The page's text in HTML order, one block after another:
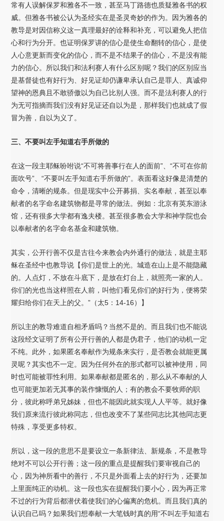
常有人误解保罗和雅各不一致，甚至马丁路德也质疑雅各书的权
威。但雅各书被公认为圣经实在是圣灵奇妙的作为。因为雅各的
教导是对因信称义这一真理最好的诠释和补充，可以避免人把信
心和行为分开。也证明保罗讲的信心是使生命翻转的信心，是使
人心意更新而变化的信心，而不是不结果子的信心，不是没有能
力的信心。所以我们和法利赛人有什么区别呢？我们的区别应当
是基督徒也有好行为、好见证却仍谦卑承认自己是罪人、真诚仰
望神的恩典且不敢骄傲以为自己比别人强。而不是法利赛人的行
为无可指摘而我们没有好见证还自以为是，那样我们也就成了假
冒为善，自以为义了。
三、不要叫左手知道右手所做的
在这一段主耶稣吩咐说“不可将善事行在人的面前”、“不可在你前
面吹号”、“不要叫左手知道右手所做的”。表面看这好像是清楚的
命令，清晰的规条。但是现实中公开募捐、实名奉献，甚至以奉
献者的名字命名建筑物都是寻常的做法。例如：北京有英东游泳
馆，还有很多大学都有逸夫楼。甚至很多教会大学和神学院也会
以奉献者的名字命名基金和建筑物。
其实，公开行善不仅是古往今来教会内外通行的做法，就是主耶
稣在圣经中也教导说【你们是世上的光。城造在山上是不能隐藏
的。人点灯，不放在斗底下，是放在灯台上，就照亮一家的人。
你们的光也当这样照在人前，叫他们看见你们的好行为，便将荣
耀归给你们在天上的父。”（太5：14-16）】
所以主的教导难道自相矛盾吗？当然不是的。而且我们也不能说
这段经文证明了所有公开行善的人都是伪君子，他们的动机一定
不纯。此外，如果匿名奉献作为规条来实行，是否教会就能更属
灵呢？其实也不一定。因为任何外在的形式都可以被神使用，同
时也可能被罪性利用。如果奉献都是匿名的，那么从不奉献的人
也可能更加若无其事的装作慷慨的人；有的教会不要牧师的职
分，彼此称呼弟兄姊妹，但也不能因此就实现人人平等。就好像
我们原来流行彼此称同志，但也改变不了某些同志比其他同志更
特殊，享受更多特权。
所以，这一段的意思不是要设立一条新律法、新规条，不是教导
绝对不可以公开行善；这一段的重点是提醒我们要审视自己的
心，因为神所看中的善行，不只是外面看上去的好行为，还要加
上里面纯正的动机。这一段也实在提醒我们要小心，因为再正常
不过的行为背后都潜伏着使我们的心偏离的危机。而且我们真的
认识自己吗？如果我们想奉献一大笔钱时真的用“不叫左手知道右